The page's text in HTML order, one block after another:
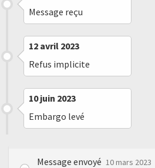
Message reçu
12 avril 2023
Refus implicite
10 juin 2023
Embargo levé
Message envoyé 10 mars 2023